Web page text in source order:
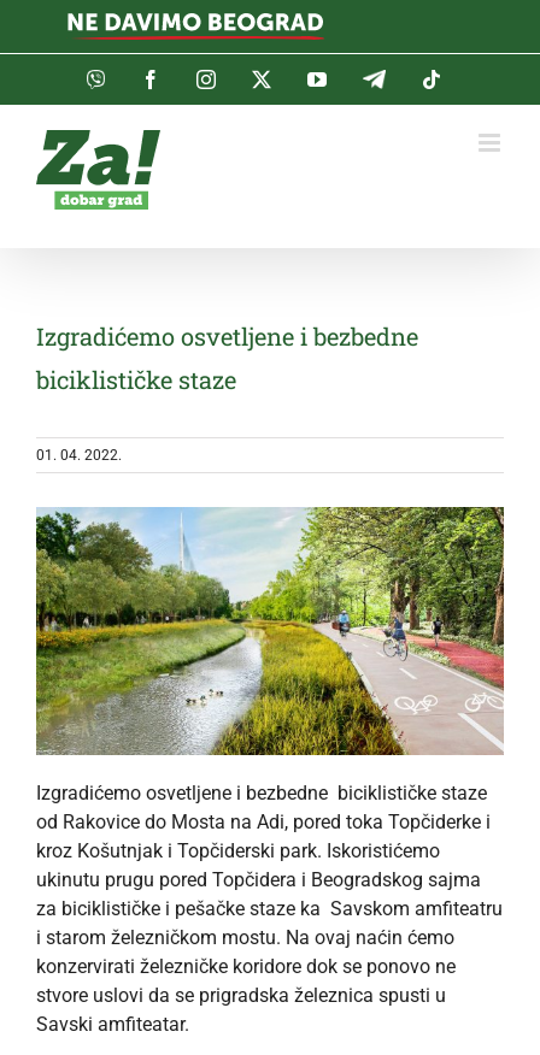
Viber FacebookInstagramTwitterYouTubeTelegram
Izgradićemo osvetljene i bezbedne
biciklističke staze
01. 04. 2022.
Izgradićemo osvetljene i bezbedne biciklističke staze
od Rakovice do Mosta na Adi, pored toka Topčiderke i
kroz Košutnjak i Topčiderski park. Iskoristićemo
ukinutu prugu pored Topčidera i Beogradskog sajma
za biciklističke i pešačke staze ka Savskom amfiteatru
i starom železničkom mostu. Na ovaj naćin ćemo
konzervirati železničke koridore dok se ponovo ne
stvore uslovi da se prigradska železnica spusti u
Savski amfiteatar.